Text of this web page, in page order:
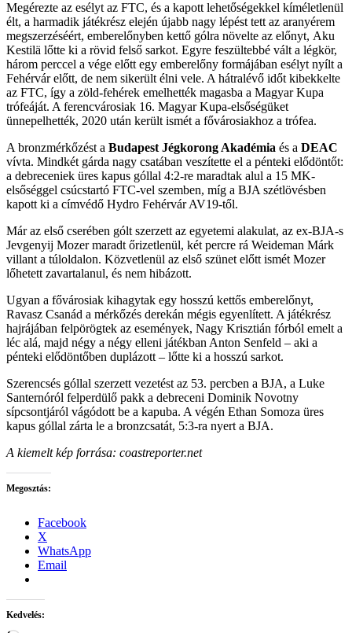
Megérezte az esélyt az FTC, és a kapott lehetőségekkel kíméletlenül
élt, a harmadik játékrész elején újabb nagy lépést tett az aranyérem
megszerzéséért, emberelőnyben kettő gólra növelte az előnyt, Aku
Kestilä lőtte ki a rövid felső sarkot. Egyre feszültebbé vált a légkör,
három perccel a vége előtt egy emberelőny formájában esélyt nyílt a
Fehérvár előtt, de nem sikerült élni vele. A hátralévő időt kibekkelte
az FTC, így a zöld-fehérek emelhették magasba a Magyar Kupa
trófeáját. A ferencvárosiak 16. Magyar Kupa-elsőségüket
ünnepelhették, 2020 után került ismét a fővárosiakhoz a trófea.
A bronzmérkőzést a Budapest Jégkorong Akadémia és a DEAC
vívta. Mindkét gárda nagy csatában veszítette el a pénteki elődöntőt:
a debreceniek üres kapus góllal 4:2-re maradtak alul a 15 MK-
elsőséggel csúcstartó FTC-vel szemben, míg a BJA szétlövésben
kapott ki a címvédő Hydro Fehérvár AV19-től.
Már az első cserében gólt szerzett az egyetemi alakulat, az ex-BJA-s
Jevgenyij Mozer maradt őrizetlenül, két percre rá Weideman Márk
villant a túloldalon. Közvetlenül az első szünet előtt ismét Mozer
lőhetett zavartalanul, és nem hibázott.
Ugyan a fővárosiak kihagytak egy hosszú kettős emberelőnyt,
Ravasz Csanád a mérkőzés derekán mégis egyenlített. A játékrész
hajrájában felpörögtek az események, Nagy Krisztián fórból emelt a
léc alá, majd négy a négy elleni játékban Anton Senfeld – aki a
pénteki elődöntőben duplázott – lőtte ki a hosszú sarkot.
Szerencsés góllal szerzett vezetést az 53. percben a BJA, a Luke
Santernóról felperdülő pakk a debreceni Dominik Novotny
sípcsontjáról vágódott be a kapuba. A végén Ethan Somoza üres
kapus góllal zárta le a bronzcsatát, 5:3-ra nyert a BJA.
A kiemelt kép forrása: coastreporter.net
Megosztás:
Facebook
X
WhatsApp
Email
Kedvelés: